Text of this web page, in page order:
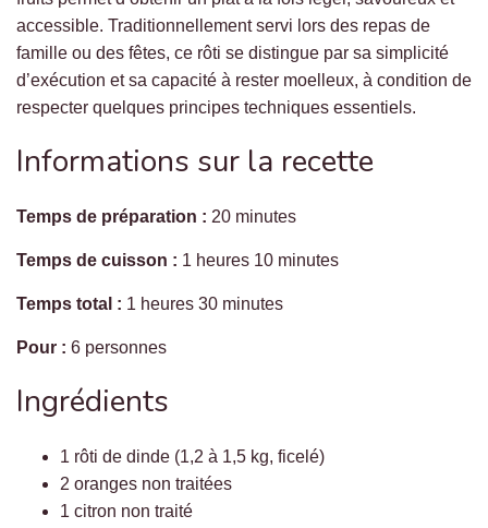
accessible. Traditionnellement servi lors des repas de
famille ou des fêtes, ce rôti se distingue par sa simplicité
d’exécution et sa capacité à rester moelleux, à condition de
respecter quelques principes techniques essentiels.
Informations sur la recette
Temps de préparation : 20 minutes
Temps de cuisson : 1 heures 10 minutes
Temps total : 1 heures 30 minutes
Pour : 6 personnes
Ingrédients
1 rôti de dinde (1,2 à 1,5 kg, ficelé)
2 oranges non traitées
1 citron non traité